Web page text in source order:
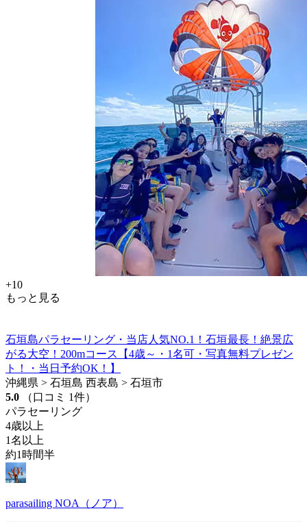
+10
もっと見る
石垣島パラセーリング・当店人気NO.1！石垣最長！絶景広
がる大空！200mコース【4歳～・1名可・写真無料プレゼン
ト！・当日予約OK！】
沖縄県 > 石垣島 西表島 > 石垣市
5.0
（口コミ 1件）
パラセーリング
4歳以上
1名以上
約1時間半
parasailing NOA（ノア）